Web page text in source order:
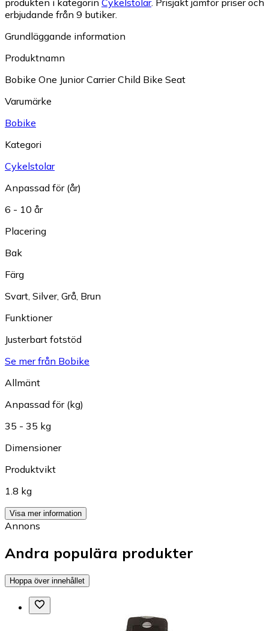
produkten i kategorin Cykelstolar. Prisjakt jämför priser och
erbjudande från 9 butiker.
Grundläggande information
Produktnamn
Bobike One Junior Carrier Child Bike Seat
Varumärke
Bobike
Kategori
Cykelstolar
Anpassad för (år)
6 - 10 år
Placering
Bak
Färg
Svart, Silver, Grå, Brun
Funktioner
Justerbart fotstöd
Se mer från Bobike
Allmänt
Anpassad för (kg)
35 - 35 kg
Dimensioner
Produktvikt
1.8 kg
Visa mer information
Annons
Andra populära produkter
Hoppa över innehållet